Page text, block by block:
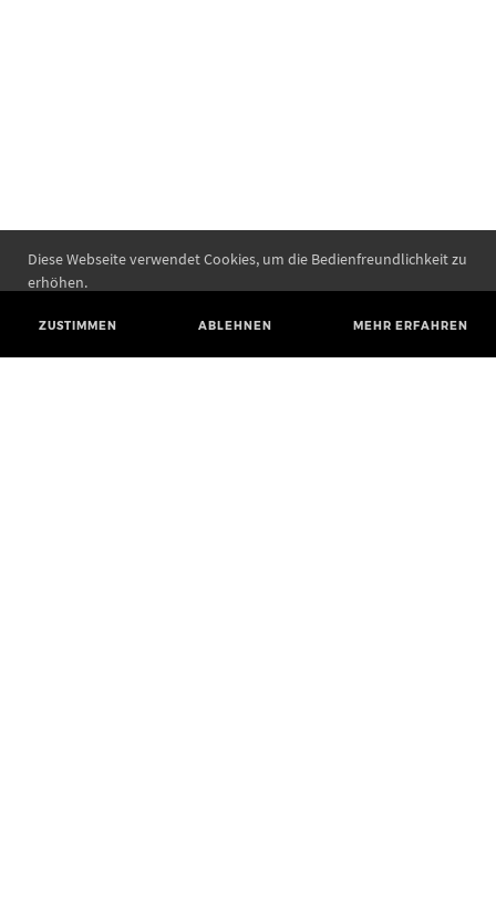
Diese Webseite verwendet Cookies, um die Bedienfreundlichkeit zu
erhöhen.
ZUSTIMMEN ABLEHNEN MEHR ERFAHREN